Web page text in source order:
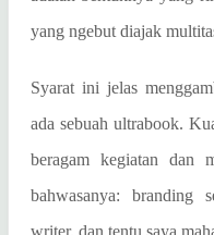
yang ngebut diajak
Syarat ini jelas
ada sebuah ultrabook.
beragam kegiatan dan
bahwasanya: branding